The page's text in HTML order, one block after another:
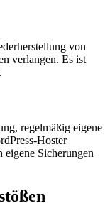
von
verlangen. Es ist
regelmäßig eigene
Hoster
eigene Sicherungen